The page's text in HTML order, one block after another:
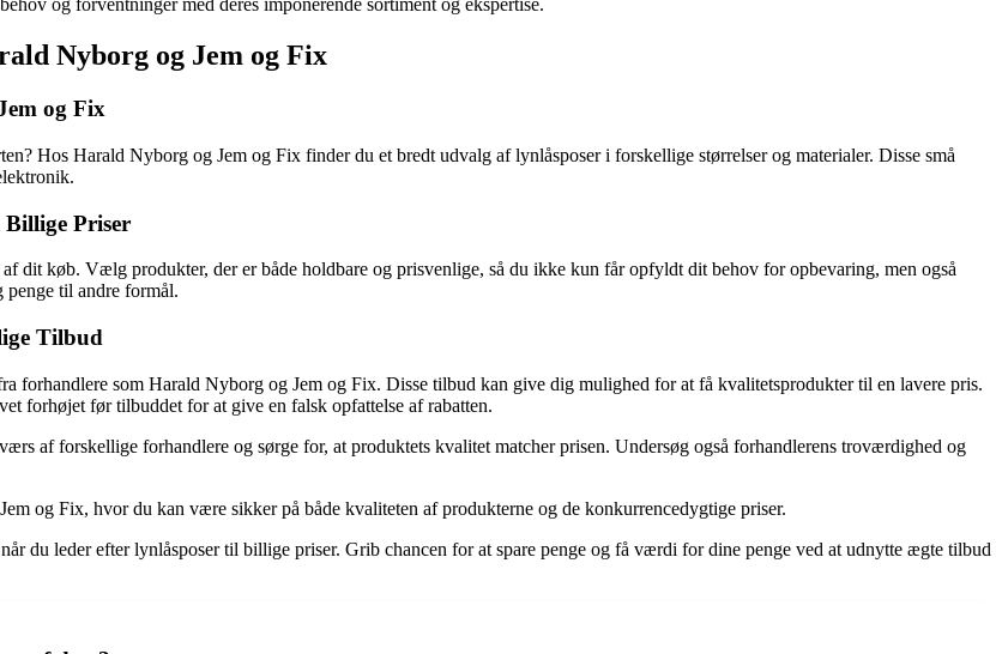
og forventninger med deres imponerende sortiment og ekspertise.
Nyborg og Jem og Fix
og Fix
Hos Harald Nyborg og Jem og Fix finder du et bredt udvalg af lynlåsposer i forskellige størrelser og materialer. Disse små
Priser
dit køb. Vælg produkter, der er både holdbare og prisvenlige, så du ikke kun får opfyldt dit behov for opbevaring, men også
penge til andre formål.
Tilbud
forhandlere som Harald Nyborg og Jem og Fix. Disse tilbud kan give dig mulighed for at få kvalitetsprodukter til en lavere pris.
forhøjet før tilbuddet for at give en falsk opfattelse af rabatten.
af forskellige forhandlere og sørge for, at produktets kvalitet matcher prisen. Undersøg også forhandlerens troværdighed og
og Fix, hvor du kan være sikker på både kvaliteten af produkterne og de konkurrencedygtige priser.
du leder efter lynlåsposer til billige priser. Grib chancen for at spare penge og få værdi for dine penge ved at udnytte ægte tilbud